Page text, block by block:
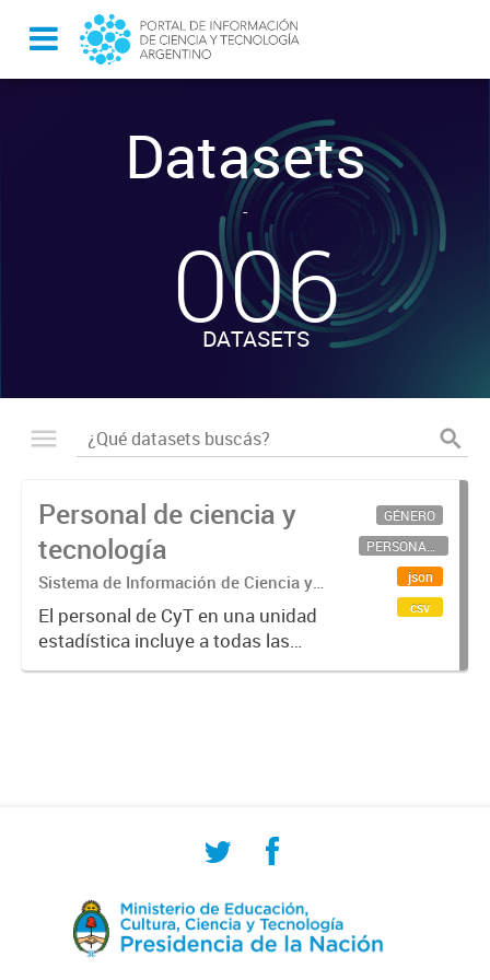
Datasets
-
006
DATASETS
Personal de ciencia y
tecnología
Sistema de Información de Ciencia y
Tecnología Argentino (SICYTAR)
El personal de CyT en una unidad
estadística incluye a todas las
personas involucradas
GÉNERO
PERSONAL CIENTÍFICO-TECNOLÓGICO
json
csv